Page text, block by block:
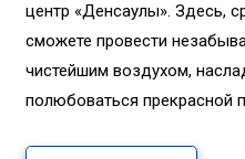
центр «Денсаулық». Здесь,
сможете провести
чистейшим воздухом,
полюбоваться прекрасной